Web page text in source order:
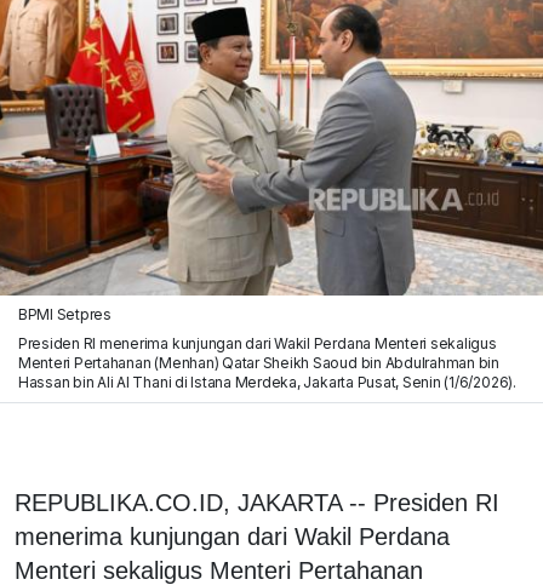
BPMI Setpres
Presiden RI menerima kunjungan dari Wakil Perdana Menteri sekaligus
Menteri Pertahanan (Menhan) Qatar Sheikh Saoud bin Abdulrahman bin
Hassan bin Ali Al Thani di Istana Merdeka, Jakarta Pusat, Senin (1/6/2026).
REPUBLIKA.CO.ID, JAKARTA -- Presiden RI
menerima kunjungan dari Wakil Perdana
Menteri sekaligus Menteri Pertahanan